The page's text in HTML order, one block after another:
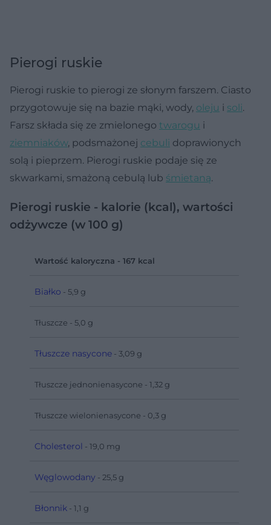
Pierogi ruskie
Pierogi ruskie to pierogi ze słonym farszem. Ciasto
przygotowuje się na bazie mąki, wody, oleju i soli.
Farsz składa się ze zmielonego twarogu i
ziemniaków, podsmażonej cebuli doprawionych
solą i pieprzem. Pierogi ruskie podaje się ze
skwarkami, smażoną cebulą lub śmietaną.
Pierogi ruskie - kalorie (kcal), wartości
odżywcze (w 100 g)
Wartość kaloryczna - 167 kcal
Białko - 5,9 g
Tłuszcze - 5,0 g
Tłuszcze nasycone - 3,09 g
Tłuszcze jednonienasycone - 1,32 g
Tłuszcze wielonienasycone - 0,3 g
Cholesterol - 19,0 mg
Węglowodany - 25,5 g
Błonnik - 1,1 g